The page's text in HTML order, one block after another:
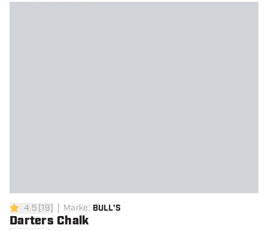
4.5 Bewertungssterne
4.5[19] Marke: BULL'S
Darters Chalk